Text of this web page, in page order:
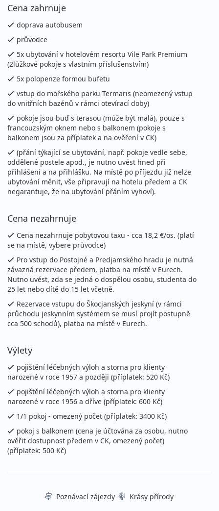
Cena zahrnuje
doprava autobusem
průvodce
5x ubytování v hotelovém resortu Vile Park Premium
(2lůžkové pokoje s vlastním příslušenstvím)
5x polopenze formou bufetu
vstup do mořského parku Termaris (neomezený vstup
do vnitřních bazénů v rámci otevírací doby)
pokoje jsou buď s terasou (může být malá), pouze s
francouzským oknem nebo s balkonem (pokoje s
balkonem jsou za příplatek a na ověření v CK)
(přání týkající se ubytování, např. pokoje vedle sebe,
oddělené postele apod., je nutno uvést hned při
přihlášení a na přihlášku. Na místě po příjezdu již nelze
ubytování měnit, vše připravují na hotelu předem a CK
negarantuje, že na ubytování přáním vyhoví).
Cena nezahrnuje
Cena nezahrnuje pobytovou taxu - cca 18,2 €/os. (platí
se na místě, vybere průvodce)
Pro vstup do Postojné a Predjamského hradu je nutná
závazná rezervace předem, platba na místě v Eurech.
Nutno uvést, zda se jedná o dospělou osobu, studenta do
25 let nebo dítě do 15 let včetně.
Rezervace vstupu do Škocjanských jeskyní (v rámci
průchodu jeskynním systémem se musí projít postupně
cca 500 schodů), platba na místě v Eurech.
Výlety
pojištění léčebných výloh a storna pro klienty
narozené v roce 1957 a později (příplatek: 520 Kč)
pojištění léčebných výloh a storna pro klienty
narozené v roce 1956 a dříve (příplatek: 600 Kč)
1/1 pokoj - omezený počet (příplatek: 3400 Kč)
pokoj s balkonem (cena je účtována za osobu, nutno
ověřit dostupnost předem v CK, omezený počet)
(příplatek: 500 Kč)
Poznávací zájezdy Krásy přírody